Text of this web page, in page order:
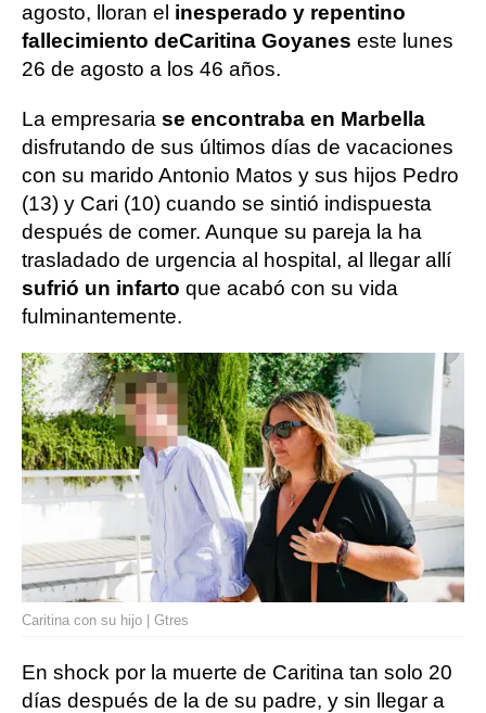
agosto, lloran el inesperado y repentino
fallecimiento deCaritina Goyanes este lunes
26 de agosto a los 46 años.
La empresaria se encontraba en Marbella
disfrutando de sus últimos días de vacaciones
con su marido Antonio Matos y sus hijos Pedro
(13) y Cari (10) cuando se sintió indispuesta
después de comer. Aunque su pareja la ha
trasladado de urgencia al hospital, al llegar allí
sufrió un infarto que acabó con su vida
fulminantemente.
Caritina con su hijo | Gtres
En shock por la muerte de Caritina tan solo 20
días después de la de su padre, y sin llegar a